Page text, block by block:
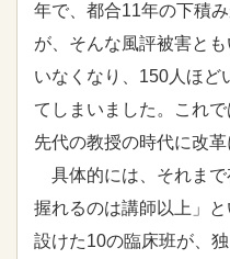
年で、都合11年の下積
が、そんな風評被害と
いなくなり、150人ほど
てしまいました。これ
先代の教授の時代に改革
具体的には、それまで
握れるのは講師以上」
設けた10の臨床班が、